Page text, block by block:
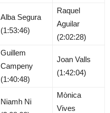
Alba Segura
(1:53:46)
Raquel
Aguilar
(2:02:28)
Guillem
Campeny
(1:40:48)
Joan Valls
(1:42:04)
Niamh Ni
Mònica
Vives